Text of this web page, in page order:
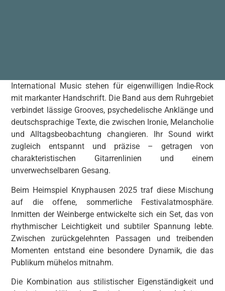
International Music stehen für eigenwilligen Indie-Rock
mit markanter Handschrift. Die Band aus dem Ruhrgebiet
verbindet lässige Grooves, psychedelische Anklänge und
deutschsprachige Texte, die zwischen Ironie, Melancholie
und Alltagsbeobachtung changieren. Ihr Sound wirkt
zugleich entspannt und präzise – getragen von
charakteristischen Gitarrenlinien und einem
unverwechselbaren Gesang.
Beim Heimspiel Knyphausen 2025 traf diese Mischung
auf die offene, sommerliche Festivalatmosphäre.
Inmitten der Weinberge entwickelte sich ein Set, das von
rhythmischer Leichtigkeit und subtiler Spannung lebte.
Zwischen zurückgelehnten Passagen und treibenden
Momenten entstand eine besondere Dynamik, die das
Publikum mühelos mitnahm.
Die Kombination aus stilistischer Eigenständigkeit und